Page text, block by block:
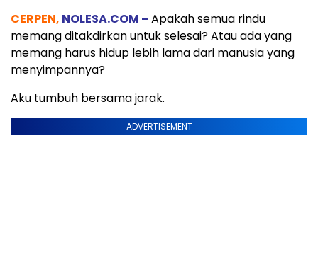
CERPEN, NOLESA.COM –Apakah semua rindu
memang ditakdirkan untuk selesai? Atau ada yang
memang harus hidup lebih lama dari manusia yang
menyimpannya?
Aku tumbuh bersama jarak.
ADVERTISEMENT